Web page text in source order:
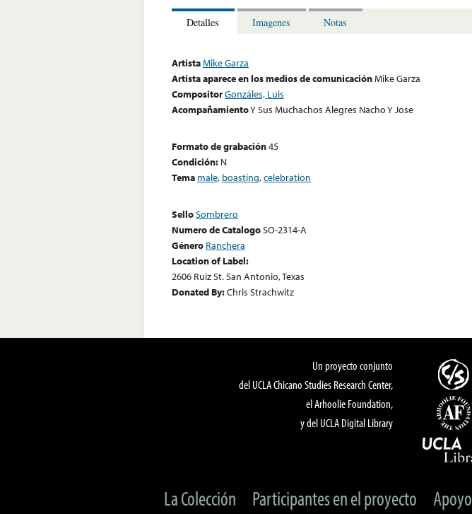
Detalles Imagenes Notas
ArtistaMike Garza
Artista aparece en los medios de comunicaciónMike Garza
CompositorGonzáles, Luis
AcompañamientoY Sus Muchachos Alegres Nacho Y Jose
Formato de grabación45
Condición: N
Tema male, boasting,celebration
SelloSombrero
Numero de CatalogoSO-2314-A
Género Ranchera
Location of Label:
2606 Ruiz St. San Antonio, Texas
Donated By:Chris Strachwitz
Un proyecto conjunto
del UCLA Chicano Studies Research Center,
el Arhoolie Foundation,
y del UCLA Digital Library
La Colección Participantes en el proyecto Apoyo